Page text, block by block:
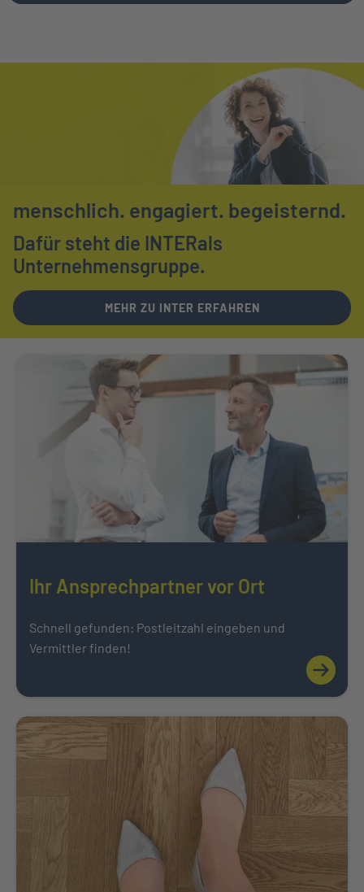
menschlich. engagiert. begeisternd.
Dafür steht die INTERals
Unternehmensgruppe.
MEHR ZU INTER ERFAHREN
Weiter zu Ihr Ansprechpartner vor Ort
Ihr Ansprechpartner vor Ort
Schnell gefunden: Postleitzahl eingeben und
Vermittler finden!
Mehr
Weiter zu Karriere bei der INTER